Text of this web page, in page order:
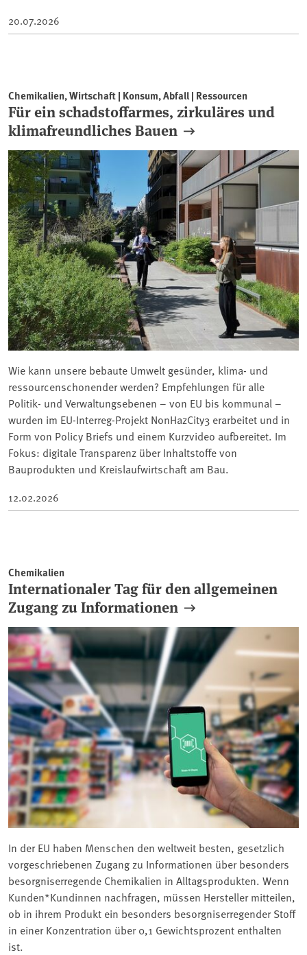
20.07.2026
Chemikalien, Wirtschaft | Konsum, Abfall | Ressourcen
Für ein schadstoffarmes, zirkuläres und
klimafreundliches Bauen
Wie kann unsere bebaute Umwelt gesünder, klima- und
ressourcenschonender werden? Empfehlungen für alle
Politik- und Verwaltungsebenen – von EU bis kommunal –
wurden im EU-Interreg-Projekt NonHazCity3 erarbeitet und in
Form von Policy Briefs und einem Kurzvideo aufbereitet. Im
Fokus: digitale Transparenz über Inhaltstoffe von
Bauprodukten und Kreislaufwirtschaft am Bau.
12.02.2026
Chemikalien
Internationaler Tag für den allgemeinen
Zugang zu Informationen
In der EU haben Menschen den weltweit besten, gesetzlich
vorgeschriebenen Zugang zu Informationen über besonders
besorgniserregende Chemikalien in Alltagsprodukten. Wenn
Kunden*Kundinnen nachfragen, müssen Hersteller mitteilen,
ob in ihrem Produkt ein besonders besorgniserregender Stoff
in einer Konzentration über 0,1 Gewichtsprozent enthalten
ist.